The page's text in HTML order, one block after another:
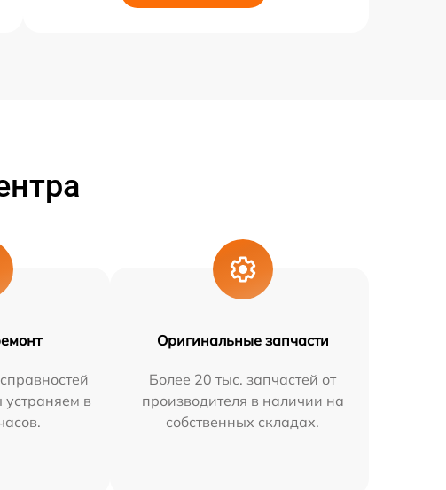
в
Оригинальные запчасти
Более 20 тыс. запчастей от
производителя в наличии на
собственных складах.